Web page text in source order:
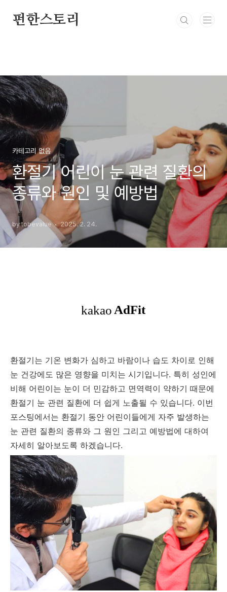
펀한스토리
카테고리 없음
환절기 어린이 눈 관련 질환의
종류와 원인 및 예방법
by tobevalue 2025. 2. 24.
환절기는 기온 변화가 심하고 바람이나 습도 차이로 인해
눈 건강에도 많은 영향을 미치는 시기입니다. 특히 성인에
비해 어린이는 눈이 더 민감하고 면역력이 약하기 때문에
환절기 눈 관련 질환에 더 쉽게 노출될 수 있습니다. 이번
포스팅에서는 환절기 동안 어린이들에게 자주 발생하는
눈 관련 질환의 종류와 그 원인 그리고 예방법에 대하여
자세히 알아보도록 하겠습니다.